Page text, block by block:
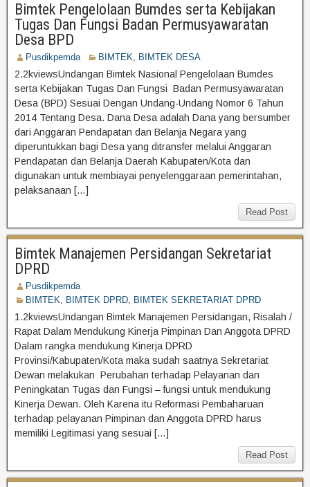
Bimtek Pengelolaan Bumdes serta Kebijakan
Tugas Dan Fungsi Badan Permusyawaratan
Desa BPD
Pusdikpemda BIMTEK, BIMTEK DESA
2.2kviewsUndangan Bimtek Nasional Pengelolaan Bumdes
serta Kebijakan Tugas Dan Fungsi Badan Permusyawaratan
Desa (BPD) Sesuai Dengan Undang-Undang Nomor 6 Tahun
2014 Tentang Desa. Dana Desa adalah Dana yang bersumber
dari Anggaran Pendapatan dan Belanja Negara yang
diperuntukkan bagi Desa yang ditransfer melalui Anggaran
Pendapatan dan Belanja Daerah Kabupaten/Kota dan
digunakan untuk membiayai penyelenggaraan pemerintahan,
pelaksanaan […]
Read Post
Bimtek Manajemen Persidangan Sekretariat
DPRD
Pusdikpemda
BIMTEK, BIMTEK DPRD, BIMTEK SEKRETARIAT DPRD
1.2kviewsUndangan Bimtek Manajemen Persidangan, Risalah /
Rapat Dalam Mendukung Kinerja Pimpinan Dan Anggota DPRD
Dalam rangka mendukung Kinerja DPRD
Provinsi/Kabupaten/Kota maka sudah saatnya Sekretariat
Dewan melakukan Perubahan terhadap Pelayanan dan
Peningkatan Tugas dan Fungsi – fungsi untuk mendukung
Kinerja Dewan. Oleh Karena itu Reformasi Pembaharuan
terhadap pelayanan Pimpinan dan Anggota DPRD harus
memiliki Legitimasi yang sesuai […]
Read Post